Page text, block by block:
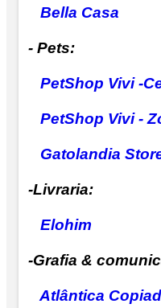
Bella Casa
- Pets:
PetShop Vivi -
PetShop Vivi -
Gatolandia
-Livraria:
Elohim
-Grafia &
Atlântica